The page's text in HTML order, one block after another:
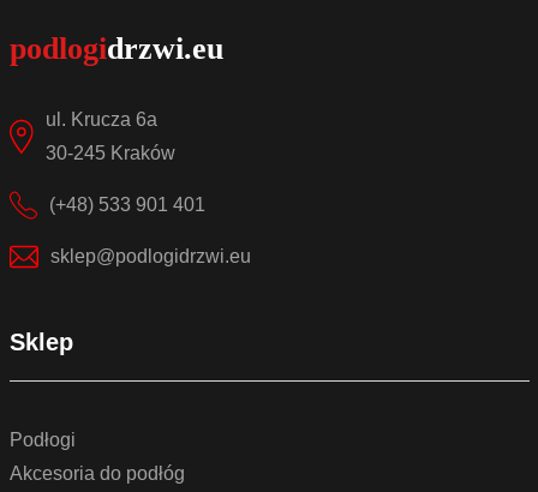
ul. Krucza 6a
30-245 Kraków
(+48) 533 901 401
sklep@podlogidrzwi.eu
Sklep
Podłogi
Akcesoria do podłóg